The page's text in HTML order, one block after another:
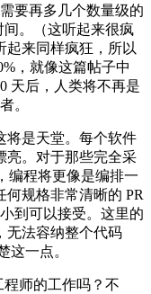
要再多几个数量级的
间。（这听起来很疯
起来同样疯狂，所以
，就像这篇帖子中
天后，人类将不再是
。
将是天堂。每个软件
亮。对于那些完全采
编程将更像是编排一
何规格非常清晰的 PR
到可以接受。这里的
无法容纳整个代码
这一点。
师的工作吗？不